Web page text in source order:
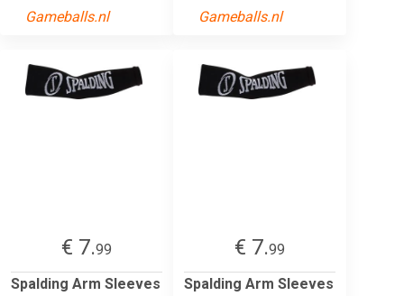
Gameballs.nl Gameballs.nl
€ 7.99
Spalding Arm Sleeves
€ 7.99
Spalding Arm Sleeves